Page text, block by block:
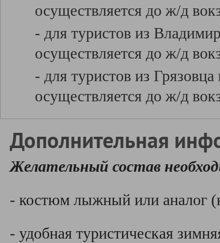
осуществляется до ж/д
- для туристов из
осуществляется до ж/д
- для туристов из
осуществляется до ж/д
Дополнительная
Желательный состав
- костюм лыжный или аналог
- удобная туристическая